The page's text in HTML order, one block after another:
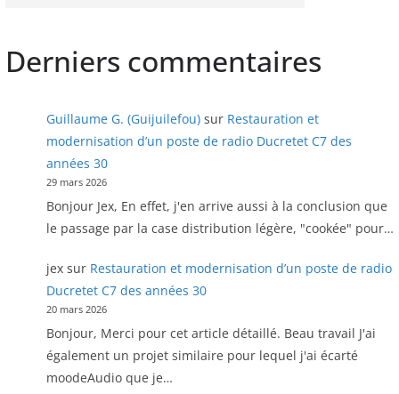
Derniers commentaires
Guillaume G. (Guijuilefou)sur Restauration et
modernisation d’un poste de radio Ducretet C7 des
années 30
29 mars 2026
Bonjour Jex, En effet, j'en arrive aussi à la conclusion que
le passage par la case distribution légère, "cookée" pour…
jexsur Restauration et modernisation d’un poste de radio
Ducretet C7 des années 30
20 mars 2026
Bonjour, Merci pour cet article détaillé. Beau travail J'ai
également un projet similaire pour lequel j'ai écarté
moodeAudio que je…